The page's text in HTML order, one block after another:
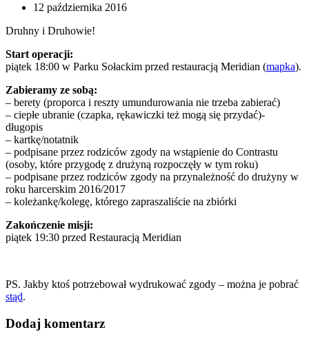
12 października 2016
Druhny i Druhowie!
Start operacji:
piątek 18:00 w Parku Sołackim przed restauracją Meridian (mapka).
Zabieramy ze sobą:
– berety (proporca i reszty umundurowania nie trzeba zabierać)
– ciepłe ubranie (czapka, rękawiczki też mogą się przydać)-
długopis
– kartkę/notatnik
– podpisane przez rodziców zgody na wstąpienie do Contrastu
(osoby, które przygodę z drużyną rozpoczęły w tym roku)
– podpisane przez rodziców zgody na przynależność do drużyny w
roku harcerskim 2016/2017
– koleżankę/kolegę, którego zapraszaliście na zbiórki
Zakończenie misji:
piątek 19:30 przed Restauracją Meridian
PS. Jakby ktoś potrzebował wydrukować zgody – można je pobrać
stąd.
Dodaj komentarz